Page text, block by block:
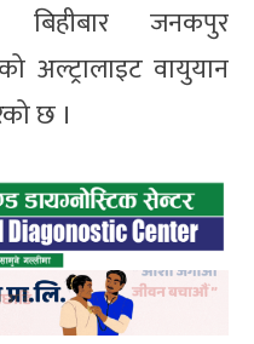
जनकपुर
अल्ट्रालाइट वायुयान
छ ।